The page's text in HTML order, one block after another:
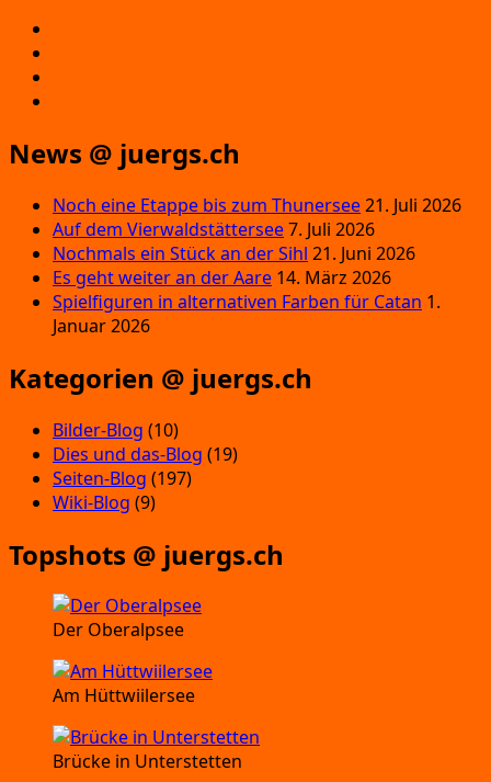
News @ juergs.ch
Noch eine Etappe bis zum Thunersee21. Juli 2026
Auf dem Vierwaldstättersee7. Juli 2026
Nochmals ein Stück an der Sihl 21. Juni 2026
Es geht weiter an der Aare 14. März 2026
Spielfiguren in alternativen Farben für Catan 1.
Januar 2026
Kategorien @ juergs.ch
Bilder-Blog (10)
Dies und das-Blog (19)
Seiten-Blog (197)
Wiki-Blog (9)
Topshots @ juergs.ch
Der Oberalpsee
Am Hüttwiilersee
Brücke in Unterstetten